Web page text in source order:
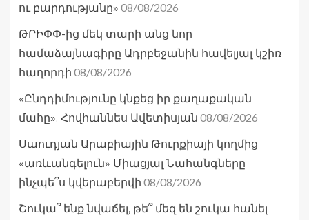
ու բարդությանը» 08/08/2026
ԹՐԻՓՓ-ից մեկ տարի անց նոր
համաձայնագիրը Ադրբեջանին հավելյալ կշիռ
հաղորդի 08/08/2026
«Ընդդիմությունը կնքեց իր քաղաքական
մահը». Հովհաննես Ավետիսյան 08/08/2026
Սաուդյան Արաբիային Թուրքիայի կողմից
«առևանգելուն» Միացյալ Նահանգները
ինչպե՞ս կվերաբերվի 08/08/2026
Շուկա՞ ենք նվաճել, թե՞ մեզ են շուկա հանել